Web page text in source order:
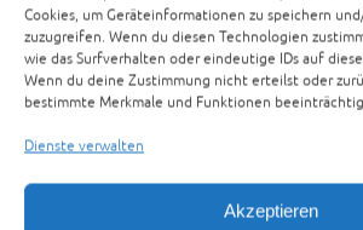
Cookies, um Geräteinformationen zu speichern
zuzugreifen. Wenn du diesen Technologien
wie das Surfverhalten oder eindeutige IDs auf
Wenn du deine Zustimmung nicht erteilst oder
bestimmte Merkmale und Funktionen
Dienste verwalten
Akzeptieren
Triumph Tiger 900 (T400)
Super-Moto-Umbau Gabel Vorderrad
Kategorien:ANDERE TEILETRÄGER
Schlagwörter:T300,Trophz900